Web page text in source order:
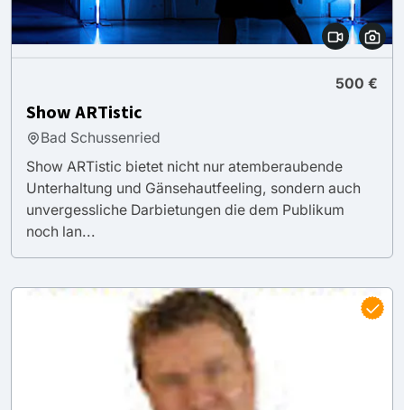
500 €
Show ARTistic
Bad Schussenried
Show ARTistic bietet nicht nur atemberaubende
Unterhaltung und Gänsehautfeeling, sondern auch
unvergessliche Darbietungen die dem Publikum
noch lan...